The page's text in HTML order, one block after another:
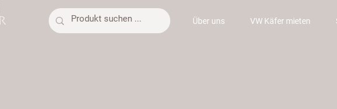
Über uns VW Käfer mieten